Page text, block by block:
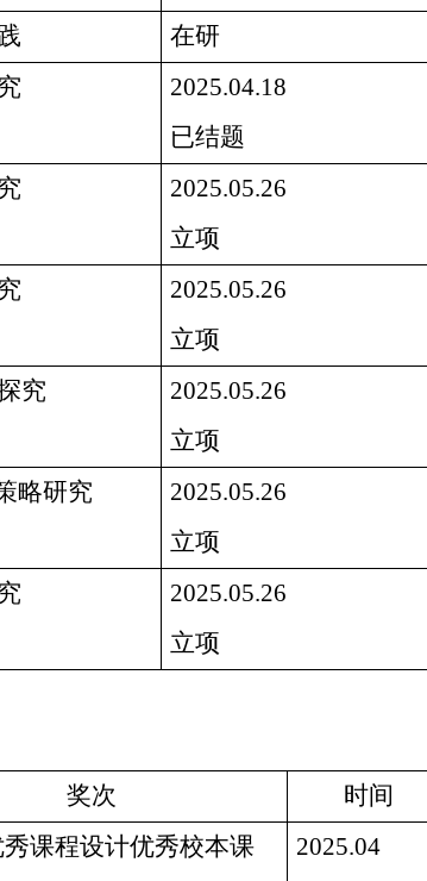
在研
2025.04.18
已结题
2025.05.26
立项
2025.05.26
立项
究
2025.05.26
立项
略研究
2025.05.26
立项
2025.05.26
立项
奖次
时间
课程设计优秀校本课
2025.04